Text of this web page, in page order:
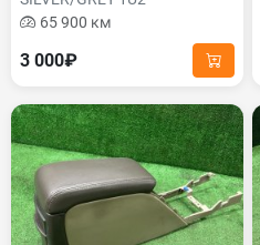
65 900 км
3 000₽